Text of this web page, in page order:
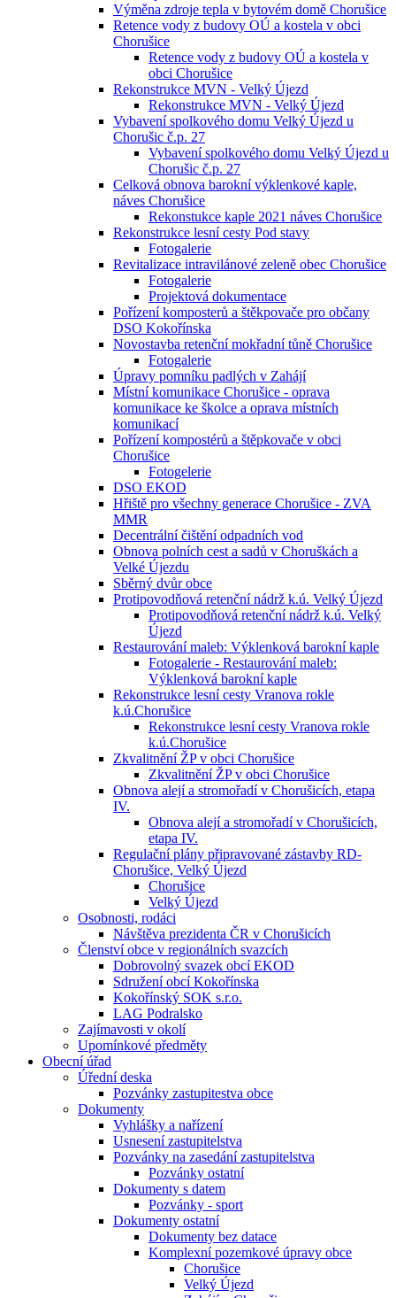
Výměna zdroje tepla v bytovém domě Chorušice
Retence vody z budovy OÚ a kostela v obci
Chorušice
Retence vody z budovy OÚ a kostela v
obci Chorušice
Rekonstrukce MVN - Velký Újezd
Rekonstrukce MVN - Velký Újezd
Vybavení spolkového domu Velký Újezd u
Chorušic č.p. 27
Vybavení spolkového domu Velký Újezd u
Chorušic č.p. 27
Celková obnova barokní výklenkové kaple,
náves Chorušice
Rekonstukce kaple 2021 náves Chorušice
Rekonstrukce lesní cesty Pod stavy
Fotogalerie
Revitalizace intravilánové zeleně obec Chorušice
Fotogalerie
Projektová dokumentace
Pořízení komposterů a štěkpovače pro občany
DSO Kokořínska
Novostavba retenční mokřadní tůně Chorušice
Fotogalerie
Úpravy pomníku padlých v Zahájí
Místní komunikace Chorušice - oprava
komunikace ke školce a oprava místních
komunikací
Pořízení kompostérů a štěpkovače v obci
Chorušice
Fotogelerie
DSO EKOD
Hřiště pro všechny generace Chorušice - ZVA
MMR
Decentrální čištění odpadních vod
Obnova polních cest a sadů v Choruškách a
Velké Újezdu
Sběrný dvůr obce
Protipovodňová retenční nádrž k.ú. Velký Újezd
Protipovodňová retenční nádrž k.ú. Velký
Újezd
Restaurování maleb: Výklenková barokní kaple
Fotogalerie - Restaurování maleb:
Výklenková barokní kaple
Rekonstrukce lesní cesty Vranova rokle
k.ú.Chorušice
Rekonstrukce lesní cesty Vranova rokle
k.ú.Chorušice
Zkvalitnění ŽP v obci Chorušice
Zkvalitnění ŽP v obci Chorušice
Obnova alejí a stromořadí v Chorušicích, etapa
IV.
Obnova alejí a stromořadí v Chorušicích,
etapa IV.
Regulační plány připravované zástavby RD-
Chorušice, Velký Újezd
Chorušice
Velký Újezd
Osobnosti, rodáci
Návštěva prezidenta ČR v Chorušicích
Členství obce v regionálních svazcích
Dobrovolný svazek obcí EKOD
Sdružení obcí Kokořínska
Kokořínský SOK s.r.o.
LAG Podralsko
Zajímavosti v okolí
Upomínkové předměty
Obecní úřad
Úřední deska
Pozvánky zastupitestva obce
Dokumenty
Vyhlášky a nařízení
Usnesení zastupitelstva
Pozvánky na zasedání zastupitelstva
Pozvánky ostatní
Dokumenty s datem
Pozvánky - sport
Dokumenty ostatní
Dokumenty bez datace
Komplexní pozemkové úpravy obce
Chorušice
Velký Újezd